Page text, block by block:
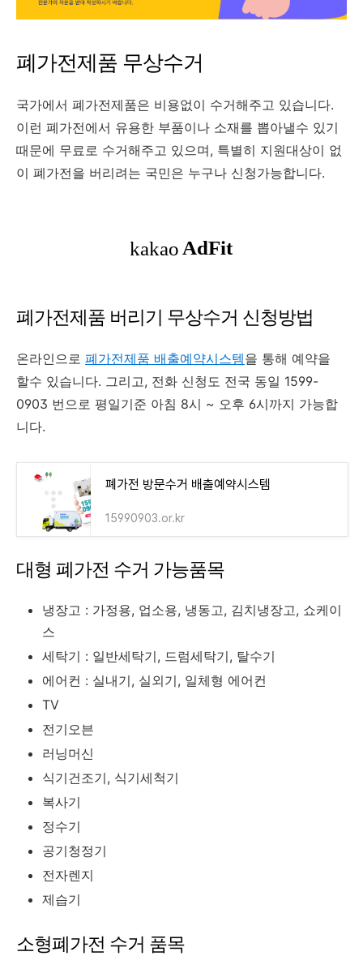
폐가전제품 무상수거
국가에서 폐가전제품은 비용없이 수거해주고 있습니다.
이런 폐가전에서 유용한 부품이나 소재를 뽑아낼수 있기
때문에 무료로 수거해주고 있으며, 특별히 지원대상이 없
이 폐가전을 버리려는 국민은 누구나 신청가능합니다.
폐가전제품 버리기 무상수거 신청방법
온라인으로 폐가전제품 배출예약시스템을 통해 예약을
할수 있습니다. 그리고, 전화 신청도 전국 동일 1599-
0903 번으로 평일기준 아침 8시 ~ 오후 6시까지 가능합
니다.
폐가전 방문수거 배출예약시스템
15990903.or.kr
대형 폐가전 수거 가능품목
냉장고 : 가정용, 업소용, 냉동고, 김치냉장고, 쇼케이
스
세탁기 : 일반세탁기, 드럼세탁기, 탈수기
에어컨 : 실내기, 실외기, 일체형 에어컨
TV
전기오븐
러닝머신
식기건조기, 식기세척기
복사기
정수기
공기청정기
전자렌지
제습기
소형폐가전 수거 품목